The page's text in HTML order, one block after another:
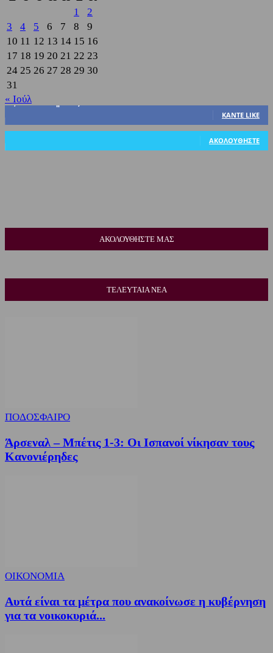
1
2
3
4 5 6 7 8
9
10 11 12 13 14 15 16
17 18 19 20 21 22 23
24 25 26 27 28 29 30
31
« Ιούλ
3,822
ΚΆΝΤΕ LIKE
ΑΚΟΛΟΥΘΉΣΤΕ
ΑΚΟΛΟΥΘΗΣΤΕ ΜΑΣ
ΤΕΛΕΥΤΑΙΑ ΝΕΑ
ΠΟΔΟΣΦΑΙΡΟ
Άρσεναλ – Μπέτις 1-3: Οι Ισπανοί νίκησαν τους
Κανονιέρηδες
ΟΙΚΟΝΟΜΙΑ
Αυτά είναι τα μέτρα που ανακοίνωσε η κυβέρνηση
για τα νοικοκυριά...